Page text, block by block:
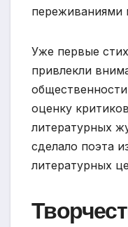
переживаниями
Уже первые
привлекли
оценку
литературных
сделало поэта
литературных